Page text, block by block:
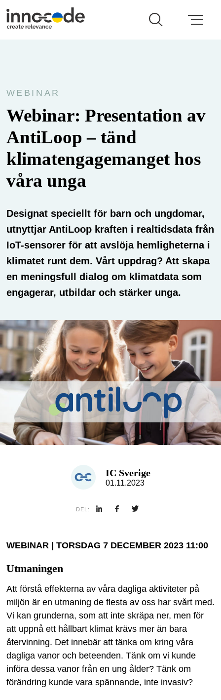
WEBINAR
Webinar: Presentation av
AntiLoop – tänd
klimatengagemanget hos
våra unga
Designat speciellt för barn och ungdomar,
utnyttjar AntiLoop kraften i realtidsdata från
IoT-sensorer för att avslöja hemligheterna i
klimatet runt dem. Vårt uppdrag? Att skapa
en meningsfull dialog om klimatdata som
engagerar, utbildar och stärker unga.
IC Sverige
01.11.2023
DEL:
WEBINAR | TORSDAG 7 DECEMBER 2023 11:00
Utmaningen
Att förstå effekterna av våra dagliga aktiviteter på
miljön är en utmaning de flesta av oss har svårt med.
Vi kan grunderna, som att inte skräpa ner, men för
att uppnå ett hållbart klimat krävs mer än bara
återvinning. Det innebär att tänka om kring våra
dagliga vanor och beteenden. Tänk om vi kunde
införa dessa vanor från en ung ålder? Tänk om
förändring kunde vara spännande, inte invasiv?